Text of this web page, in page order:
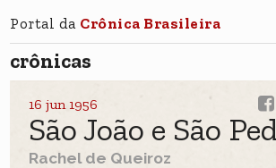
Portal da Crônica Brasileira
crônicas
16 jun 1956
São João e São
Rachel de Queiroz